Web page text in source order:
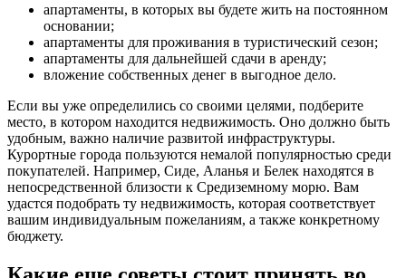
апартаменты, в которых вы будете жить на постоянном
основании;
апартаменты для проживания в туристический сезон;
апартаменты для дальнейшей сдачи в аренду;
вложение собственных денег в выгодное дело.
Если вы уже определились со своими целями, подберите
место, в котором находится недвижимость. Оно должно быть
удобным, важно наличие развитой инфраструктуры.
Курортные города пользуются немалой популярностью среди
покупателей. Например, Сиде, Аланья и Белек находятся в
непосредственной близости к Средиземному морю. Вам
удастся подобрать ту недвижимость, которая соответствует
вашим индивидуальным пожеланиям, а также конкретному
бюджету.